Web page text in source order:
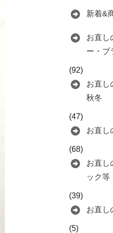
新着&
お直し
ー・ブ
(92)
お直し
秋冬
(47)
お直し
(68)
お直し
ック等
(39)
お直し
(5)